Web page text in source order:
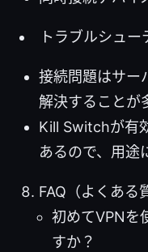
トラブルシュー
接続問題はサー
解決することが
Kill Switchが有
あるので、用途
FAQ（よくある
初めてVPNを
すか？